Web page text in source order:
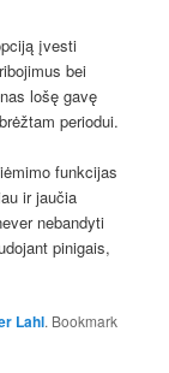
įvesti
bei
lošę gavę
periodui.
funkcijas
ir jaučia
nebandyti
pinigais,
Lahl. Bookmark